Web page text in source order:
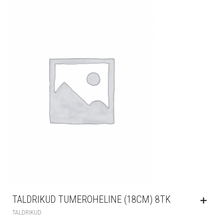
TALDRIKUD TUMEROHELINE (18CM) 8TK
TALDRIKUD